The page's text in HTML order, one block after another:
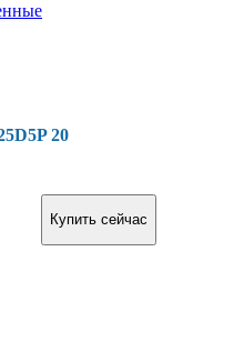
20
Купить сейчас